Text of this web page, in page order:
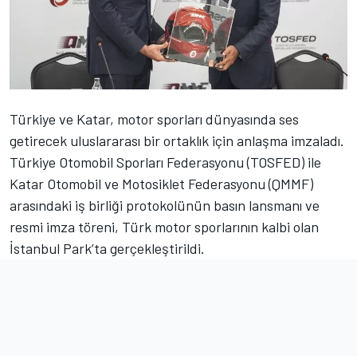
Türkiye ve Katar, motor sporları dünyasında ses
getirecek uluslararası bir ortaklık için anlaşma imzaladı.
Türkiye Otomobil Sporları Federasyonu (TOSFED) ile
Katar Otomobil ve Motosiklet Federasyonu (QMMF)
arasındaki iş birliği protokolünün basın lansmanı ve
resmi imza töreni, Türk motor sporlarının kalbi olan
İstanbul Park’ta gerçekleştirildi.